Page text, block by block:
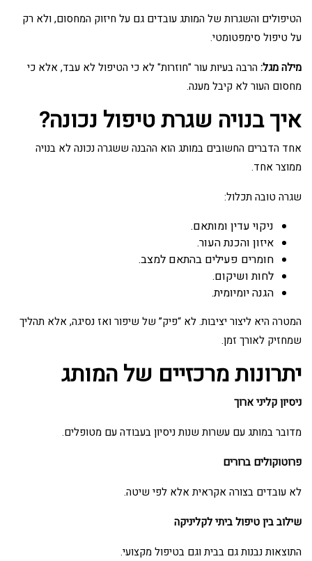
הטיפולים והשגרות של המותג עובדים גם על חיזוק המחסום, ולא רק
על טיפול סימפטומטי.
מילה מגל: הרבה בעיות עור "חוזרות" לא כי הטיפול לא עבד, אלא כי
מחסום העור לא קיבל מענה.
איך בנויה שגרת טיפול נכונה?
אחד הדברים החשובים במותג הוא ההבנה ששגרה נכונה לא בנויה
ממוצר אחד.
שגרה טובה תכלול:
ניקוי עדין ומותאם.
איזון והכנת העור.
חומרים פעילים בהתאם למצב.
לחות ושיקום.
הגנה יומיומית.
המטרה היא ליצור יציבות. לא “פיק” של שיפור ואז נסיגה, אלא תהליך
שמחזיק לאורך זמן.
יתרונות מרכזיים של המותג
ניסיון קליני ארוך
מדובר במותג עם עשרות שנות ניסיון בעבודה עם מטופלים.
פרוטוקולים ברורים
לא עובדים בצורה אקראית אלא לפי שיטה.
שילוב בין טיפול ביתי לקליניקה
התוצאות נבנות גם בבית וגם בטיפול מקצועי.